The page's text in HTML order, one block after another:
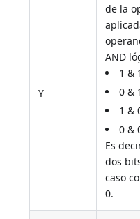
Y
de la
AND
1 &
0 &
1 &
0 &
Es
dos
caso
0.